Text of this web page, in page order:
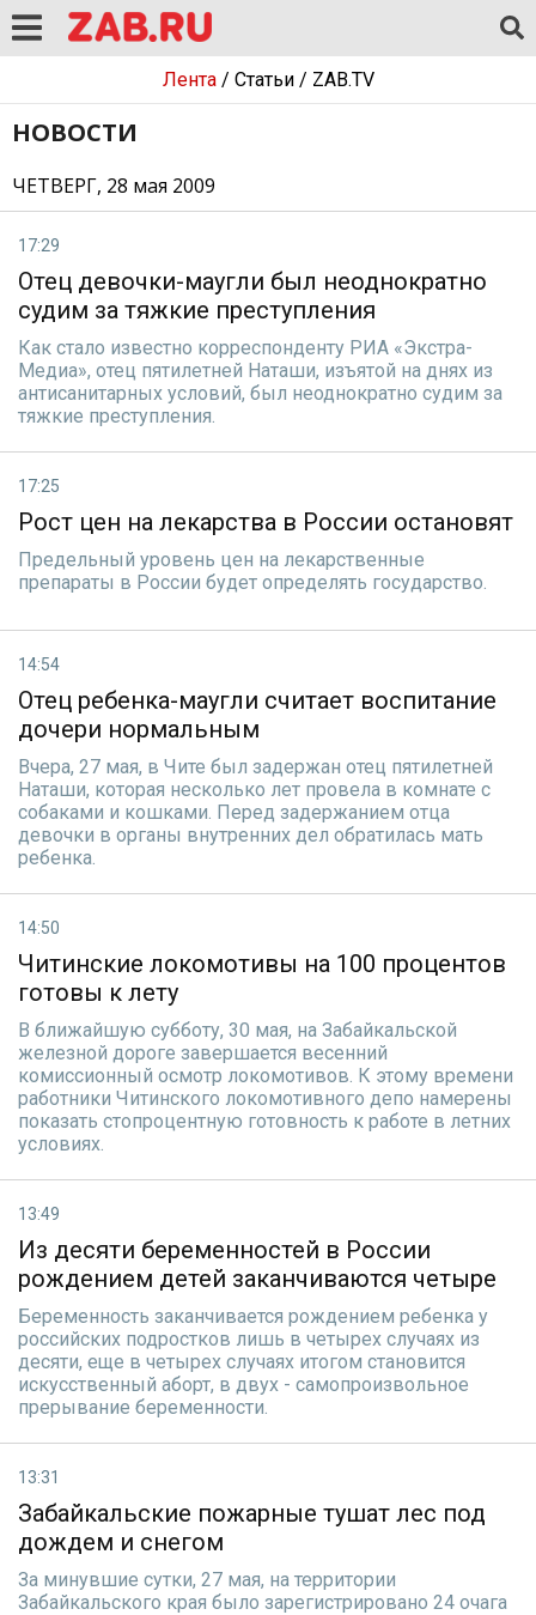
Лента/ Статьи/ ZAB.TV
НОВОСТИ
ЧЕТВЕРГ, 28 мая 2009
17:29
Отец девочки-маугли был неоднократно
судим за тяжкие преступления
Как стало известно корреспонденту РИА «Экстра-
Медиа», отец пятилетней Наташи, изъятой на днях из
антисанитарных условий, был неоднократно судим за
тяжкие преступления.
17:25
Рост цен на лекарства в России остановят
Предельный уровень цен на лекарственные
препараты в России будет определять государство.
14:54
Отец ребенка-маугли считает воспитание
дочери нормальным
Вчера, 27 мая, в Чите был задержан отец пятилетней
Наташи, которая несколько лет провела в комнате с
собаками и кошками. Перед задержанием отца
девочки в органы внутренних дел обратилась мать
ребенка.
14:50
Читинские локомотивы на 100 процентов
готовы к лету
В ближайшую субботу, 30 мая, на Забайкальской
железной дороге завершается весенний
комиссионный осмотр локомотивов. К этому времени
работники Читинского локомотивного депо намерены
показать стопроцентную готовность к работе в летних
условиях.
13:49
Из десяти беременностей в России
рождением детей заканчиваются четыре
Беременность заканчивается рождением ребенка у
российских подростков лишь в четырех случаях из
десяти, еще в четырех случаях итогом становится
искусственный аборт, в двух - самопроизвольное
прерывание беременности.
13:31
Забайкальские пожарные тушат лес под
дождем и снегом
За минувшие сутки, 27 мая, на территории
Забайкальского края было зарегистрировано 24 очага